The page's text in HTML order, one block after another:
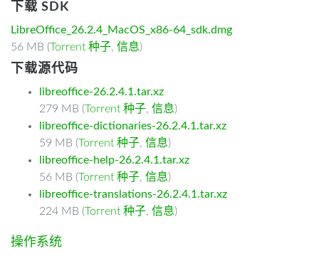
下载 SDK
LibreOffice_26.2.4_MacOS_x86-64_sdk.dmg
56 MB (Torrent 种子, 信息)
下载源代码
libreoffice-26.2.4.1.tar.xz
279 MB (Torrent 种子, 信息)
libreoffice-dictionaries-26.2.4.1.tar.xz
59 MB (Torrent 种子, 信息)
libreoffice-help-26.2.4.1.tar.xz
56 MB (Torrent 种子, 信息)
libreoffice-translations-26.2.4.1.tar.xz
224 MB (Torrent 种子, 信息)
操作系统